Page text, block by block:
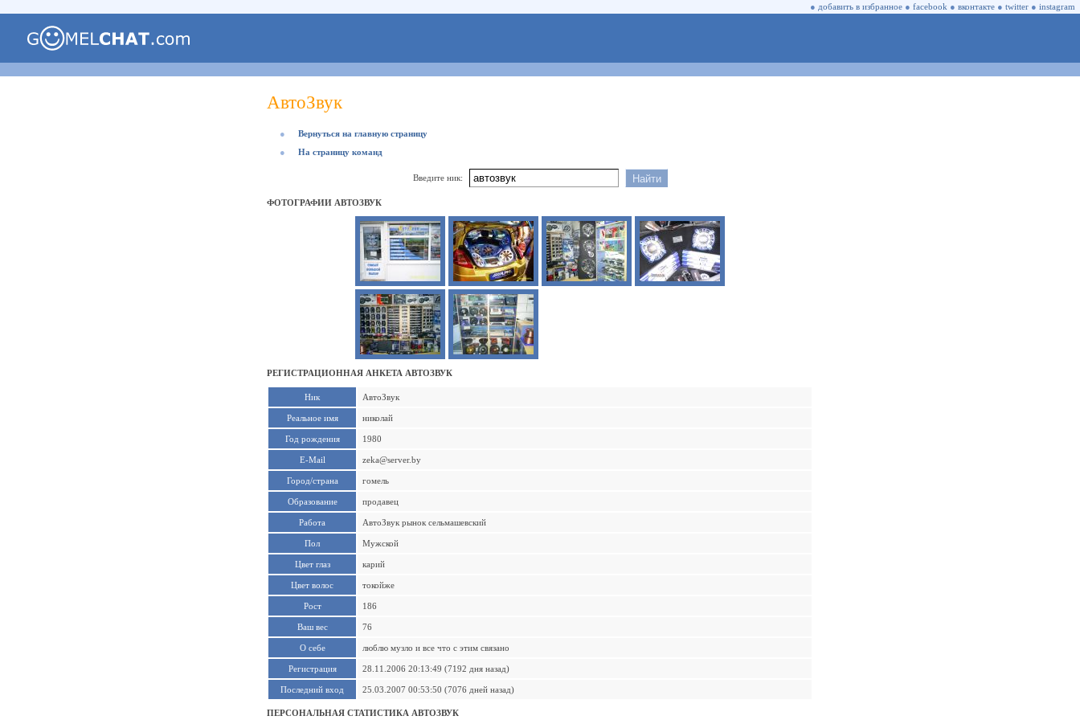
● добавить в избранное ● facebook ● вконтакте ● twitter ● instagram
АвтоЗвук
●
Вернуться на главную страницу
●
На страницу команд
Введите ник:
ФОТОГРАФИИ АВТОЗВУК
РЕГИСТРАЦИОННАЯ АНКЕТА АВТОЗВУК
Ник АвтоЗвук
Реальное имя николай
Год рождения 1980
E-Mail zeka@server.by
Город/страна гомель
Образование продавец
Работа АвтоЗвук рынок сельмашевский
Пол Мужской
Цвет глаз карий
Цвет волос токойже
Рост 186
Ваш вес 76
О себе люблю музло и все что с этим связано
Регистрация 28.11.2006 20:13:49 (7192 дня назад)
Последний вход 25.03.2007 00:53:50 (7076 дней назад)
ПЕРСОНАЛЬНАЯ СТАТИСТИКА АВТОЗВУК